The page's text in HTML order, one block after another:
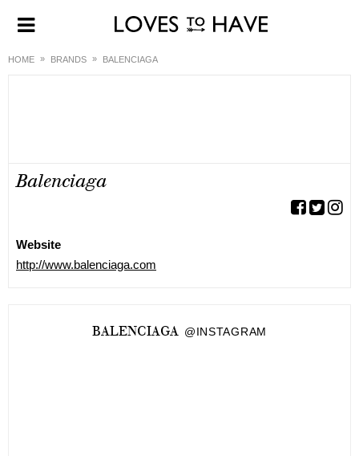
HOME BRANDS BALENCIAGA
Balenciaga
Website
http://www.balenciaga.com
BALENCIAGA @INSTAGRAM